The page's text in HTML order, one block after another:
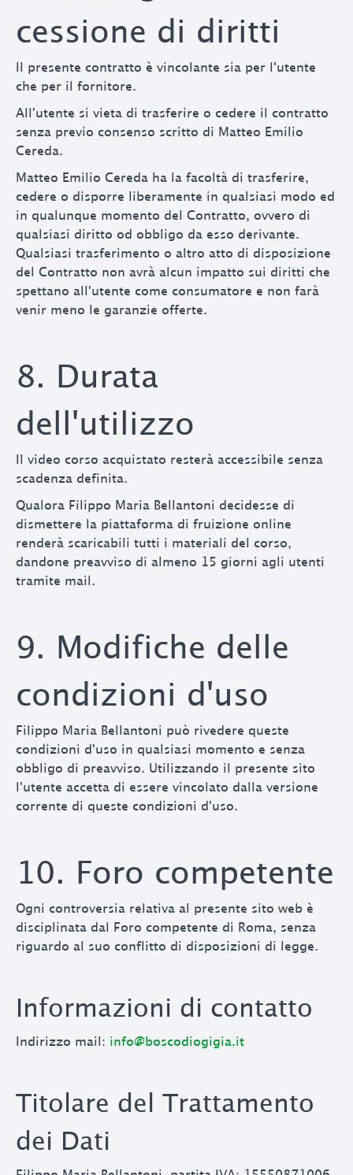
cessione di diritti
Il presente contratto è vincolante sia per l'utente
che per il fornitore.
All'utente si vieta di trasferire o cedere il contratto
senza previo consenso scritto di Matteo Emilio
Cereda.
Matteo Emilio Cereda ha la facoltà di trasferire,
cedere o disporre liberamente in qualsiasi modo ed
in qualunque momento del Contratto, ovvero di
qualsiasi diritto od obbligo da esso derivante.
Qualsiasi trasferimento o altro atto di disposizione
del Contratto non avrà alcun impatto sui diritti che
spettano all'utente come consumatore e non farà
venir meno le garanzie offerte.
8. Durata
dell'utilizzo
Il video corso acquistato resterà accessibile senza
scadenza definita.
Qualora Filippo Maria Bellantoni decidesse di
dismettere la piattaforma di fruizione online
renderà scaricabili tutti i materiali del corso,
dandone preavviso di almeno 15 giorni agli utenti
tramite mail.
9. Modifiche delle
condizioni d'uso
Filippo Maria Bellantoni può rivedere queste
condizioni d'uso in qualsiasi momento e senza
obbligo di preavviso. Utilizzando il presente sito
l'utente accetta di essere vincolato dalla versione
corrente di queste condizioni d'uso.
10. Foro competente
Ogni controversia relativa al presente sito web è
disciplinata dal Foro competente di Roma, senza
riguardo al suo conflitto di disposizioni di legge.
Informazioni di contatto
Indirizzo mail: info@boscodiogigia.it
Titolare del Trattamento
dei Dati